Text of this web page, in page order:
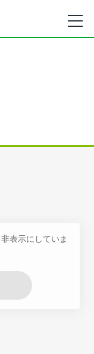
表示にしていま